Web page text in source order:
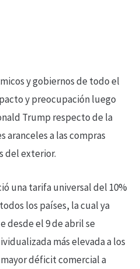
y gobiernos de todo el
y preocupación luego
Trump respecto de la
a las compras
del exterior.
una tarifa universal del 10%
los países, la cual ya
desde el 9 de abril se
más elevada a los
déficit comercial a